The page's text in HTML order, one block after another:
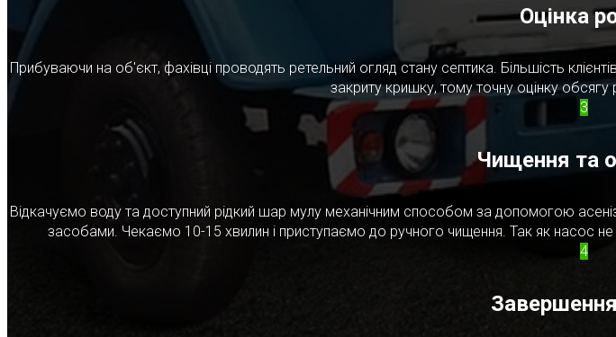
Оцінка
Прибуваючи на об'єкт, фахівці проводять ретельний огляд стану септика. Більшість
закриту кришку, тому точну оцінку
3
Чищення та
Відкачуємо воду та доступний рідкий шар мулу механічним способом за допомогою
засобами. Чекаємо 10-15 хвилин і приступаємо до ручного чищення. Так як насос
4